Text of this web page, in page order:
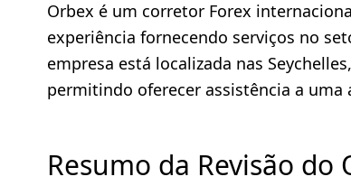
Orbex é um corretor Forex
experiência fornecendo serviços no
empresa está localizada nas
permitindo oferecer assistência a
Resumo da Revisão do